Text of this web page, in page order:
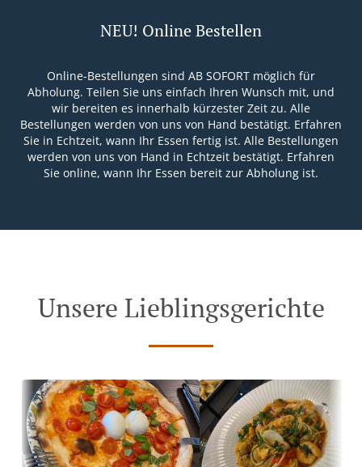
NEU! Online Bestellen
Online-Bestellungen sind AB SOFORT möglich für
Abholung. Teilen Sie uns einfach Ihren Wunsch mit, und
wir bereiten es innerhalb kürzester Zeit zu. Alle
Bestellungen werden von uns von Hand bestätigt. Erfahren
Sie in Echtzeit, wann Ihr Essen fertig ist. Alle Bestellungen
werden von uns von Hand in Echtzeit bestätigt. Erfahren
Sie online, wann Ihr Essen bereit zur Abholung ist.
Unsere Lieblingsgerichte